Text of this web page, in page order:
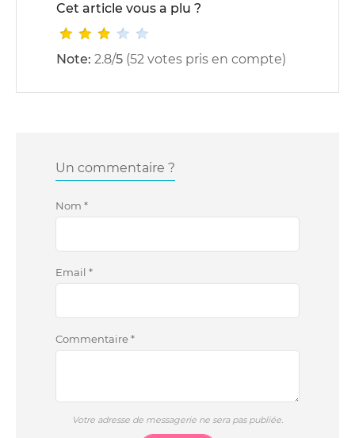
Cet article vous a plu ?
Note: 2.8/5 (52 votes pris en compte)
Un commentaire ?
Nom *
Email *
Commentaire*
Votre adresse de messagerie ne sera pas publiée.